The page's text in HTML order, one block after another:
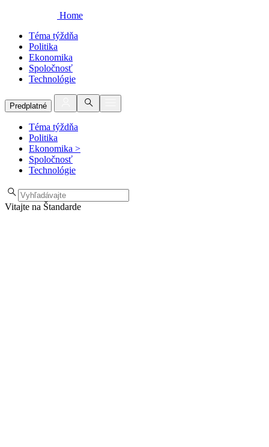
Home
Téma týždňa
Politika
Ekonomika
Spoločnosť
Technológie
Predplatné
Téma týždňa
Politika
Ekonomika >
Spoločnosť
Technológie
Vitajte na Štandarde